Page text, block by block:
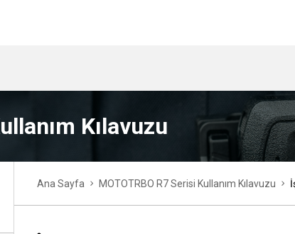
Kılavuzu
Ana Sayfa MOTOTRBO R7 Serisi Kullanım Kılavuzu